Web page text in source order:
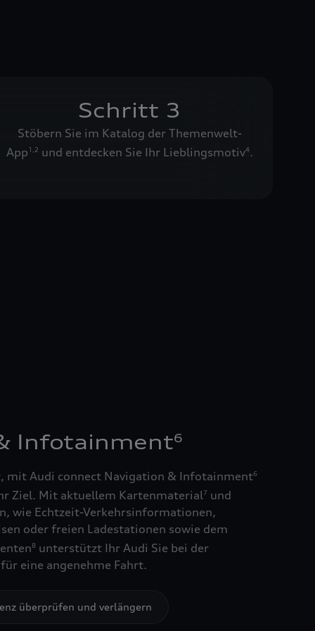
Schritt 3
Stöbern Sie im Katalog der Themenwelt-
App1 2 und entdecken Sie Ihr Lieblingsmotiv4.
Infotainment6
mit Audi connect Navigation & Infotainment6
Ziel. Mit aktuellem Kartenmaterial7 und
wie Echtzeit-Verkehrsinformationen,
oder freien Ladestationen sowie dem
8 unterstützt Ihr Audi Sie bei der
eine angenehme Fahrt.
überprüfen und verlängern